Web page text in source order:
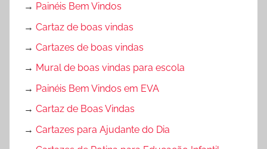
→ Painéis Bem Vindos
→ Cartaz de boas vindas
→ Cartazes de boas vindas
→ Mural de boas vindas para escola
→ Painéis Bem Vindos em EVA
→ Cartaz de Boas Vindas
→ Cartazes para Ajudante do Dia